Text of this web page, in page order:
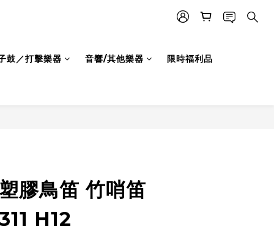
鼓／打擊樂器 音響/其他樂器 限時福利品
膠鳥笛 竹哨笛
H12